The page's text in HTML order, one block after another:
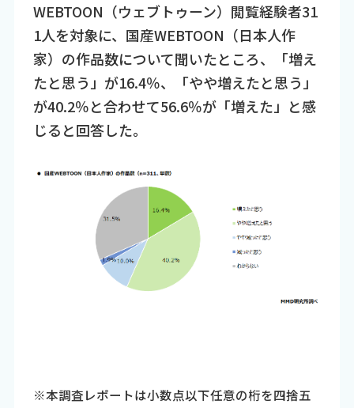
WEBTOON（ウェブトゥーン）閲覧経験者31
1人を対象に、国産WEBTOON（日本人作
家）の作品数について聞いたところ、「増え
たと思う」が16.4％、「やや増えたと思う」
が40.2％と合わせて56.6％が「増えた」と感
じると回答した。
※本調査レポートは小数点以下任意の桁を四捨五